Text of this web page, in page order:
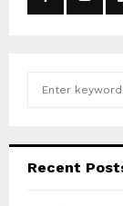
h
Recent